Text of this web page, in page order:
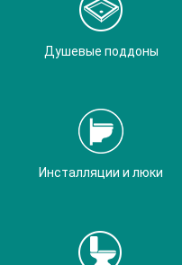
Душевые поддоны
Инсталляции и люки